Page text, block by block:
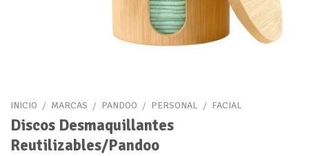
INICIO / MARCAS / PANDOO / PERSONAL / FACIAL
Discos Desmaquillantes
Reutilizables/Pandoo